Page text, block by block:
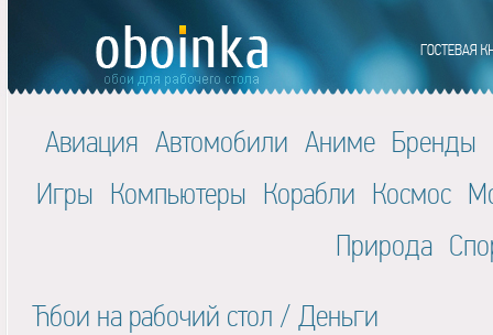
Авиация Автомобили Аниме Бренды
Игры Компьютеры Корабли Космос
Природа
Ћбои на рабочий стол / Деньги